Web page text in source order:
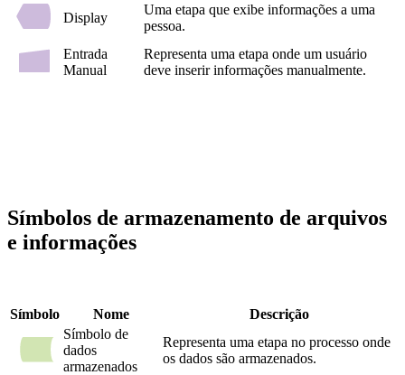
Display
Uma etapa que exibe informações a uma
pessoa.
Entrada
Manual
Representa uma etapa onde um usuário
deve inserir informações manualmente.
Símbolos de armazenamento de arquivos
e informações
Símbolo Nome
Descrição
Símbolo de
dados
armazenados
Representa uma etapa no processo onde
os dados são armazenados.